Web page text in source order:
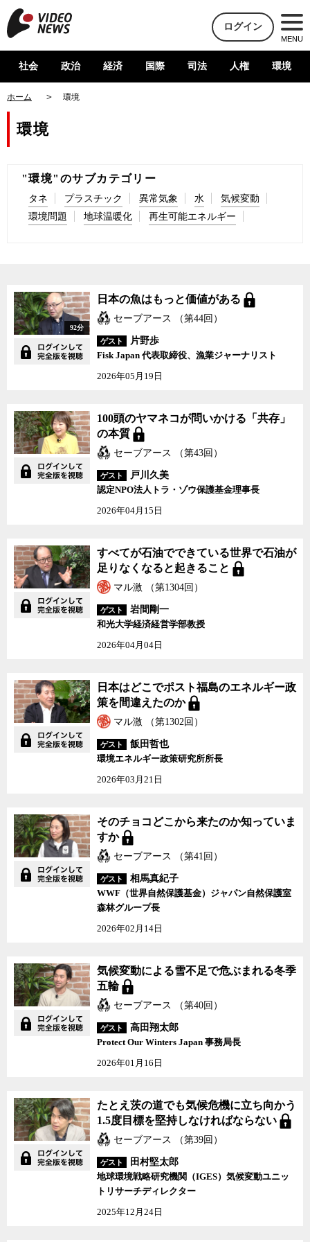
ログイン
MENU
社会 政治 経済 国際 司法 人権 環境
ホーム 環境
環境
"環境"のサブカテゴリー
タネ プラスチック 異常気象 水
気候変動
環境問題
地球温暖化 再生可能エネルギー
92分
日本の魚はもっと価値がある
セーブアース （第44回）
ゲスト
片野歩
Fisk Japan 代表取締役、漁業ジャーナリスト
2026年05月19日
100頭のヤマネコが問いかける「共存」
の本質
セーブアース （第43回）
ゲスト
戸川久美
認定NPO法人トラ・ゾウ保護基金理事長
2026年04月15日
すべてが石油でできている世界で石油が
足りなくなると起きること
マル激 （第1304回）
ゲスト
岩間剛一
和光大学経済経営学部教授
2026年04月04日
日本はどこでポスト福島のエネルギー政
策を間違えたのか
マル激 （第1302回）
ゲスト
飯田哲也
環境エネルギー政策研究所所長
2026年03月21日
そのチョコどこから来たのか知っていま
すか
セーブアース （第41回）
ゲスト
相馬真紀子
WWF（世界自然保護基金）ジャパン自然保護室
森林グループ長
2026年02月14日
気候変動による雪不足で危ぶまれる冬季
五輪
セーブアース （第40回）
ゲスト
高田翔太郎
Protect Our Winters Japan 事務局長
2026年01月16日
たとえ茨の道でも気候危機に立ち向かう
1.5度目標を堅持しなければならない
セーブアース （第39回）
ゲスト
田村堅太郎
地球環境戦略研究機関（IGES）気候変動ユニッ
トリサーチディレクター
2025年12月24日